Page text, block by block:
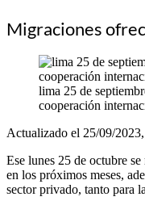
Migraciones
lima 25 de
cooperación
Actualizado el 25/09/
Ese lunes 25 de octubre
en los próximos meses,
sector privado, tanto para